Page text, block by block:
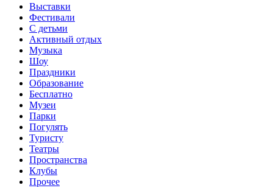
Выставки
Фестивали
С детьми
Активный отдых
Музыка
Шоу
Праздники
Образование
Бесплатно
Музеи
Парки
Погулять
Туристу
Театры
Пространства
Клубы
Прочее